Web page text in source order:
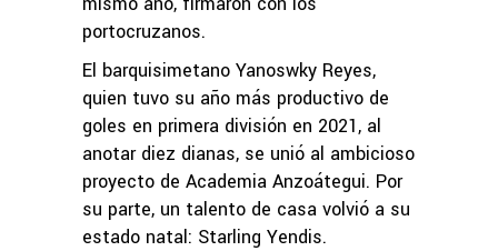
portocruzanos.
El barquisimetano Yanoswky Reyes,
quien tuvo su año más productivo de
goles en primera división en 2021, al
anotar diez dianas, se unió al ambicioso
proyecto de Academia Anzoátegui. Por
su parte, un talento de casa volvió a su
estado natal: Starling Yendis.